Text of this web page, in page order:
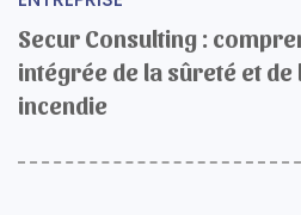
Secur Consulting :
intégrée de la sûreté et
incendie